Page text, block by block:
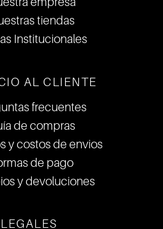
tiendas
Institucionales
AL CLIENTE
frecuentes
de compras
y costos de envios
de pago
y devoluciones
LEGALES